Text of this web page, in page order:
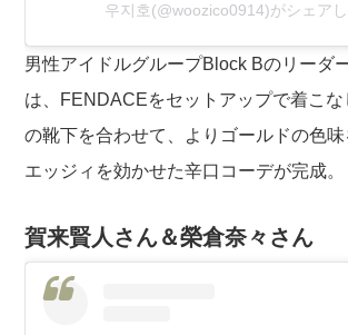
우지호(@woozico0914)がシェア
男性アイドルグループBlock Bのリーダ
は、FENDACEをセットアップで着こ
の靴下を合わせて、よりゴールドの色
エッジィを効かせた辛口コーデが完成。
賀来賢人さん＆榮倉奈々さん